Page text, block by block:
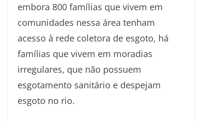
embora 800 famílias que vivem em
comunidades nessa área tenham
acesso à rede coletora de esgoto, há
famílias que vivem em moradias
irregulares, que não possuem
esgotamento sanitário e despejam
esgoto no rio.